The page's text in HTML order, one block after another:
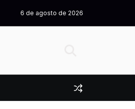
6 de agosto de 2026